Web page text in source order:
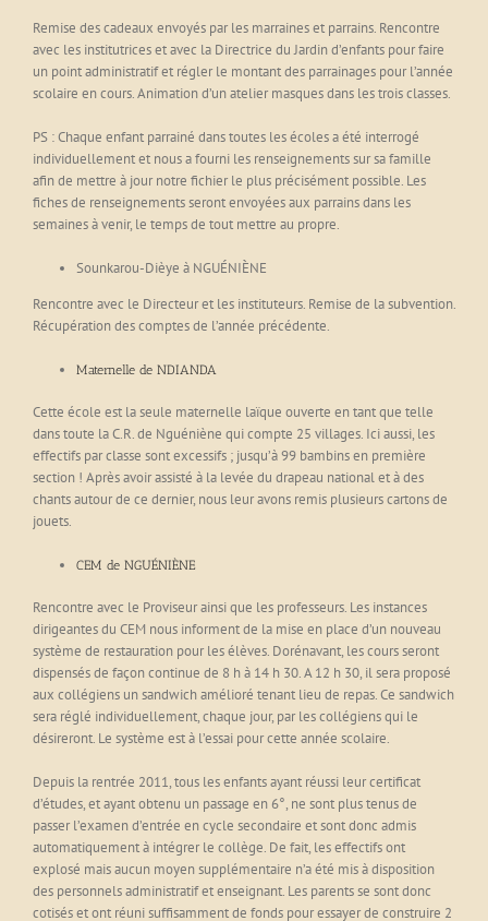
Remise des cadeaux envoyés par les marraines et parrains. Rencontre
avec les institutrices et avec la Directrice du Jardin d’enfants pour faire
un point administratif et régler le montant des parrainages pour l’année
scolaire en cours. Animation d’un atelier masques dans les trois classes.
PS : Chaque enfant parrainé dans toutes les écoles a été interrogé
individuellement et nous a fourni les renseignements sur sa famille
afin de mettre à jour notre fichier le plus précisément possible. Les
fiches de renseignements seront envoyées aux parrains dans les
semaines à venir, le temps de tout mettre au propre.
Sounkarou-Dièye à NGUÉNIÈNE
Rencontre avec le Directeur et les instituteurs. Remise de la subvention.
Récupération des comptes de l’année précédente.
Maternelle de NDIANDA
Cette école est la seule maternelle laïque ouverte en tant que telle
dans toute la C.R. de Nguéniène qui compte 25 villages. Ici aussi, les
effectifs par classe sont excessifs ; jusqu’à 99 bambins en première
section ! Après avoir assisté à la levée du drapeau national et à des
chants autour de ce dernier, nous leur avons remis plusieurs cartons de
jouets.
CEM de NGUÉNIÈNE
Rencontre avec le Proviseur ainsi que les professeurs. Les instances
dirigeantes du CEM nous informent de la mise en place d’un nouveau
système de restauration pour les élèves. Dorénavant, les cours seront
dispensés de façon continue de 8 h à 14 h 30. A 12 h 30, il sera proposé
aux collégiens un sandwich amélioré tenant lieu de repas. Ce sandwich
sera réglé individuellement, chaque jour, par les collégiens qui le
désireront. Le système est à l’essai pour cette année scolaire.
Depuis la rentrée 2011, tous les enfants ayant réussi leur certificat
d’études, et ayant obtenu un passage en 6°, ne sont plus tenus de
passer l’examen d’entrée en cycle secondaire et sont donc admis
automatiquement à intégrer le collège. De fait, les effectifs ont
explosé mais aucun moyen supplémentaire n’a été mis à disposition
des personnels administratif et enseignant. Les parents se sont donc
cotisés et ont réuni suffisamment de fonds pour essayer de construire 2